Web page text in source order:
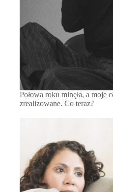
Połowa roku minęła, a moje
zrealizowane. Co teraz?